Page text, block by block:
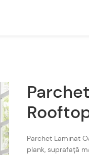
Parchet Laminat
plank, suprafață